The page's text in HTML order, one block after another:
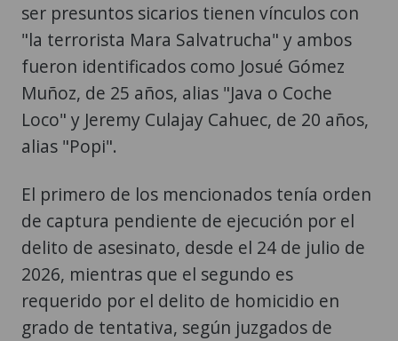
ser presuntos sicarios tienen vínculos con
"la terrorista Mara Salvatrucha" y ambos
fueron identificados como Josué Gómez
Muñoz, de 25 años, alias "Java o Coche
Loco" y Jeremy Culajay Cahuec, de 20 años,
alias "Popi".
El primero de los mencionados tenía orden
de captura pendiente de ejecución por el
delito de asesinato, desde el 24 de julio de
2026, mientras que el segundo es
requerido por el delito de homicidio en
grado de tentativa, según juzgados de